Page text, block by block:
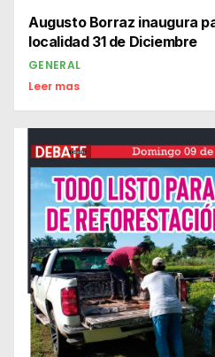
Augusto Borraz inaugura
localidad 31 de Diciembre
GENERAL
Leer mas